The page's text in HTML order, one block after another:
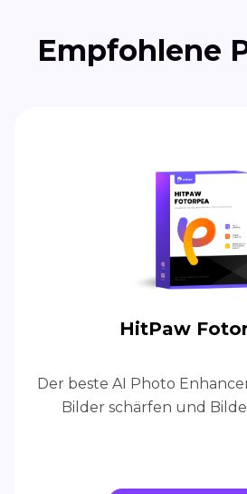
Empfohlene
HitPaw
Der beste AI Photo
Bilder schärfen und